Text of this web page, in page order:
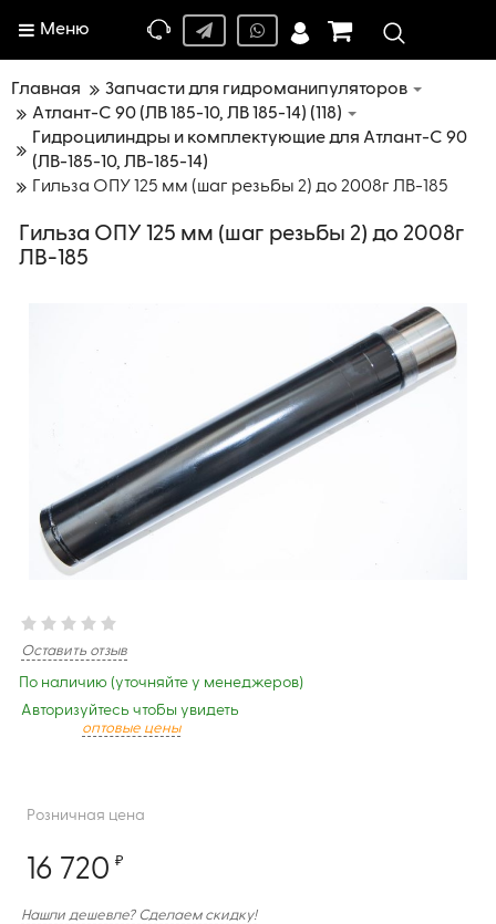
Меню
Главная
Запчасти для гидроманипуляторов
Атлант-C 90 (ЛВ 185-10, ЛВ 185-14) (118)
Гидроцилиндры и комплектующие для Атлант-С 90
(ЛВ-185-10, ЛВ-185-14)
Гильза ОПУ 125 мм (шаг резьбы 2) до 2008г ЛВ-185
Гильза ОПУ 125 мм (шаг резьбы 2) до 2008г
ЛВ-185
Оставить отзыв
По наличию (уточняйте у менеджеров)
Авторизуйтесь чтобы увидеть
оптовые цены
Розничная цена
16 720 ₽
Нашли дешевле? Сделаем скидку!